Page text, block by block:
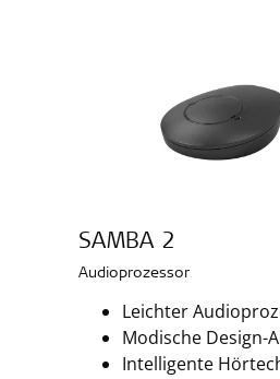
SAMBA 2
Audioprozessor
Leichter
Modische Design-
Intelligente